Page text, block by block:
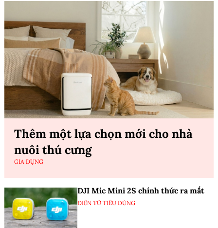
Thêm một lựa chọn mới cho nhà
nuôi thú cưng
GIA DỤNG
DJI Mic Mini 2S chính thức ra mắt
ĐIỆN TỬ TIÊU DÙNG